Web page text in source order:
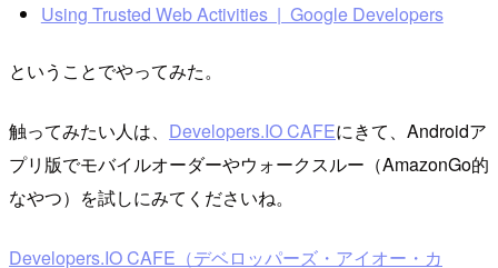
Using Trusted Web Activities | Google Developers
ということでやってみた。
触ってみたい人は、 Developers.IO CAFEにきて、Androidア
プリ版でモバイルオーダーやウォークスルー（AmazonGo的
なやつ）を試しにみてくださいね。
Developers.IO CAFE（デベロッパーズ・アイオー・カ